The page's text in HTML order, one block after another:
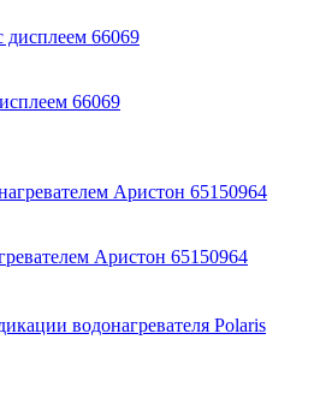
66069
Аристон 65150964